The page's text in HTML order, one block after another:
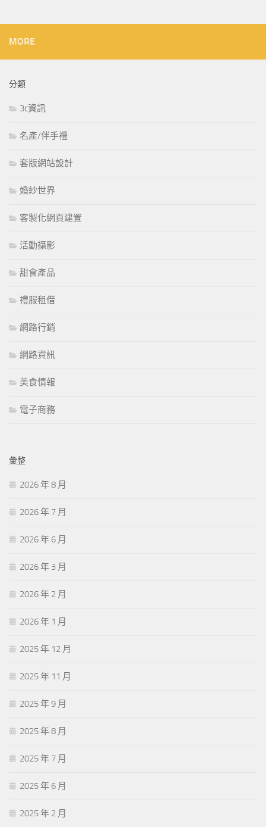
MORE
分類
3c資訊
名產/伴手禮
套版網站設計
婚紗世界
客製化網頁建置
活動攝影
甜食產品
禮服租借
網路行銷
網路資訊
美食情報
電子商務
彙整
2026 年 8 月
2026 年 7 月
2026 年 6 月
2026 年 3 月
2026 年 2 月
2026 年 1 月
2025 年 12 月
2025 年 11 月
2025 年 9 月
2025 年 8 月
2025 年 7 月
2025 年 6 月
2025 年 2 月